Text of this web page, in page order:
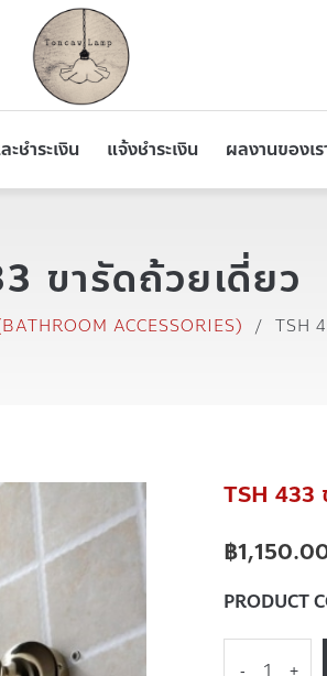
ชำระเงิน แจ้งชำระเงิน ผลงานของเร
ขารัดถ้วยเดี่ยว
ACCESSORIES) / TSH
TSH 433
฿
PRODUCT
- +